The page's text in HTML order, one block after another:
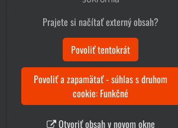
Prajete si načítať externý obsah?
Povoliť tentokrát
Povoliť a zapamätať - súhlas s druhom
cookie: Funkčné
Otvoriť obsah v novom okne